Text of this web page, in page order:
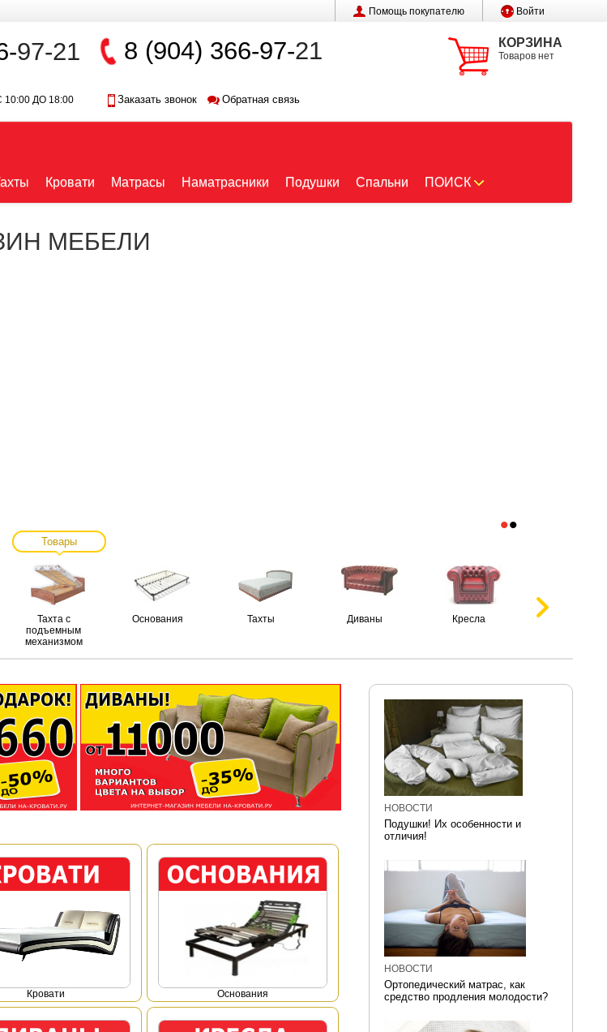
Помощь покупателю Войти
КОРЗИНА
Товаров нет
97-21
10:00 ДО 18:00
8 (904) 366-97-21
Заказать звонок Обратная связь
Кровати Матрасы Наматрасники Подушки Спальни ПОИСК
МЕБЕЛИ
••
Товары
Тахта с
подъемным
механизмом
Основания Тахты Диваны Кресла
НОВОСТИ
Подушки! Их особенности и
отличия!
НОВОСТИ
Ортопедический матрас, как
средство продления молодости?
Кровати Основания